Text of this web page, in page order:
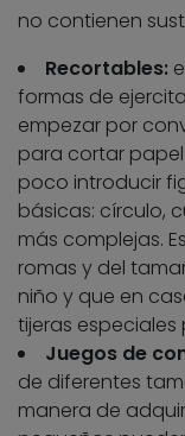
no contienen
Recortables:
formas de
empezar por
para cortar
poco introducir
básicas: círculo,
más complejas.
romas y del
niño y que en
tijeras especiales
Juegos de
de diferentes
manera de